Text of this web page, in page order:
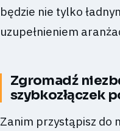
będzie nie tylko
uzupełnieniem
Zgromadź
szybkozłączek
Zanim przystąpisz do